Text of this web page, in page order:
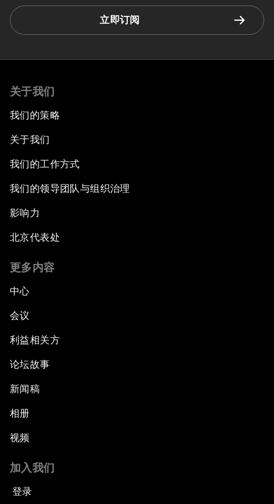
立即订阅
关于我们
我们的策略
关于我们
我们的工作方式
我们的领导团队与组织治理
影响力
北京代表处
更多内容
中心
会议
利益相关方
论坛故事
新闻稿
相册
视频
加入我们
登录